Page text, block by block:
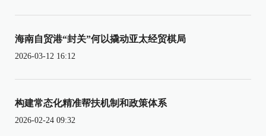
海南自贸港“封关”何以撬动亚太经贸棋局
2026-03-12 16:12
构建常态化精准帮扶机制和政策体系
2026-02-24 09:32